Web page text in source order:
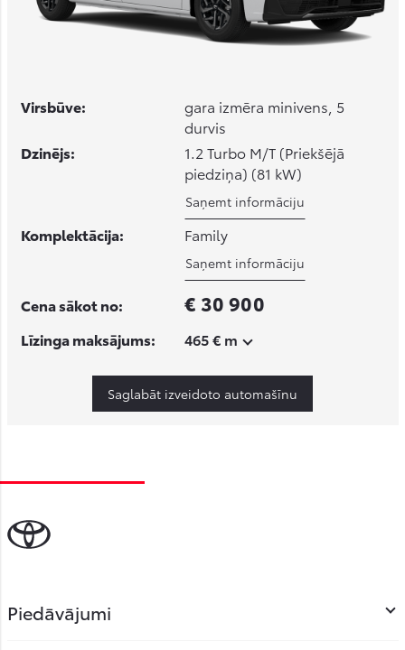
Virsbūve:
gara izmēra minivens, 5
durvis
Dzinējs:
1.2 Turbo M/T (Priekšējā
piedziņa) (81 kW)
Saņemt informāciju
Komplektācija: Family
Saņemt informāciju
Cena sākot no: € 30 900
Līzinga maksājums: 465 € m
Saglabāt izveidoto automašīnu
Piedāvājumi